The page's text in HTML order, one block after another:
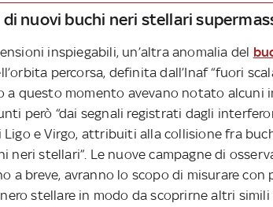
di nuovi buchi neri stellari
inspiegabili, un’altra anomalia del
percorsa, definita dall’Inaf “fuori
a questo momento avevano notato alcuni
però “dai segnali registrati dagli
e Virgo, attribuiti alla collisione fra
neri stellari”. Le nuove campagne di
a breve, avranno lo scopo di misurare con
stellare in modo da scoprirne altri simili